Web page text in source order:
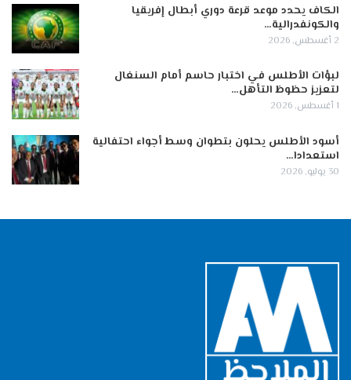
الكاف يحدد موعد قرعة دوري أبطال إفريقيا
والكونفدرالية…
2 أغسطس, 2026
لبؤات الأطلس في اختبار حاسم أمام السنغال
لتعزيز حظوظ التأهل…
1 أغسطس, 2026
أسود الأطلس يحلون بتطوان وسط أجواء احتفالية
استعدادا…
30 يوليو, 2026